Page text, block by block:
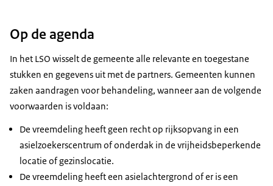
Op de agenda
In het LSO wisselt de gemeente alle relevante en toegestane
stukken en gegevens uit met de partners. Gemeenten kunnen
zaken aandragen voor behandeling, wanneer aan de volgende
voorwaarden is voldaan:
De vreemdeling heeft geen recht op rijksopvang in een
asielzoekerscentrum of onderdak in de vrijheidsbeperkende
locatie of gezinslocatie.
De vreemdeling heeft een asielachtergrond of er is een